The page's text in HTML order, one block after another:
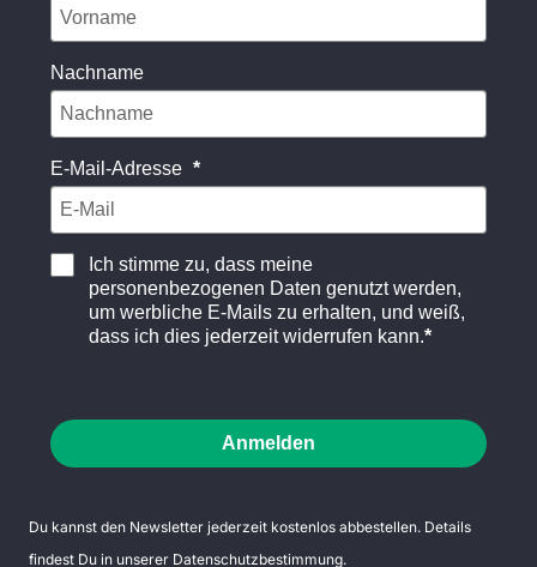
Nachname
E-Mail-Adresse
Ich stimme zu, dass meine
personenbezogenen Daten genutzt werden,
um werbliche E-Mails zu erhalten, und weiß,
dass ich dies jederzeit widerrufen kann.
Anmelden
Du kannst den Newsletter jederzeit kostenlos abbestellen. Details
findest Du in unserer Datenschutzbestimmung.